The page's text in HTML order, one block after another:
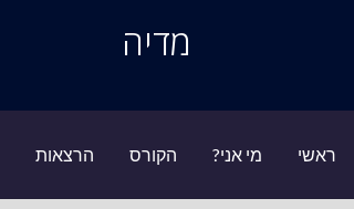
מדיה
ראשי מי אני? הקורס הרצאות